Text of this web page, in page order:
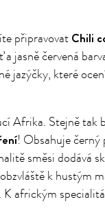
připravovat Chili
jasně červená
jazýčky, které
Afrika. Stejně tak
! Obsahuje černý
směsi dodává
k hustým
africkým